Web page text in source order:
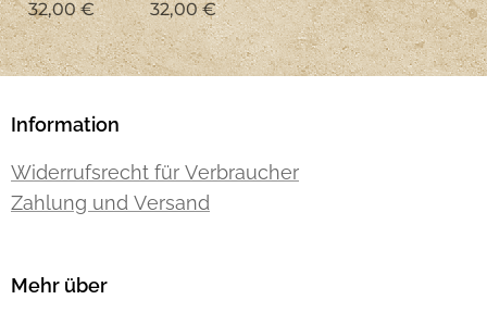
32,00€ 32,00€
Information
Widerrufsrecht für Verbraucher
Zahlung und Versand
Mehr über